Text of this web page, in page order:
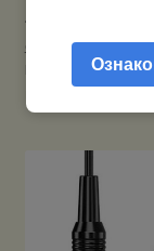
Мой аккаунт
строителей /
IP68 — Рация